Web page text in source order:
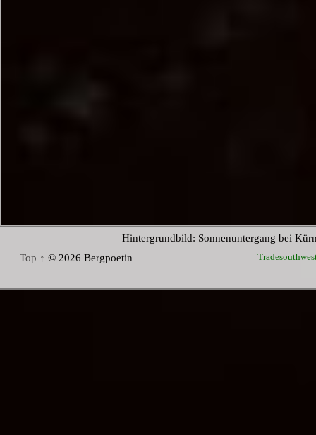
Hintergrundbild: Sonnenuntergang bei
Top ↑ © 2026 Bergpoetin